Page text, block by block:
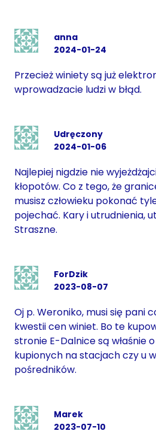
anna
2024-01-24
Przecież winiety są już
wprowadzacie ludzi w błąd.
Udręczony
2024-01-06
Najlepiej nigdzie nie
kłopotów. Co z tego, że
musisz człowieku pokonać
pojechać. Kary i utrudnienia,
Straszne.
ForDzik
2023-08-07
Oj p. Weroniko, musi się pani
kwestii cen winiet. Bo te
stronie E-Dalnice są właśnie
kupionych na stacjach czy u
pośredników.
Marek
2023-07-10